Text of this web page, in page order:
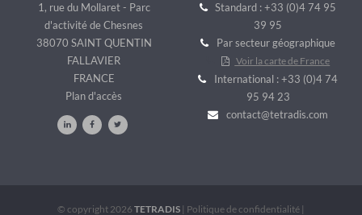
1, rue du Mollaret - Parc
d'activité de Chesnes
38070 SAINT QUENTIN
FALLAVIER
FRANCE
Plan d'accès
Standard : +33 (0)4 74 95
39 95
Par secteur géographique
Voir la carte de France
International : +33 (0)4 74
95 94 23
contact@tetradis.com
© copyright 2026 TETRADIS| Politique de confidentialité|